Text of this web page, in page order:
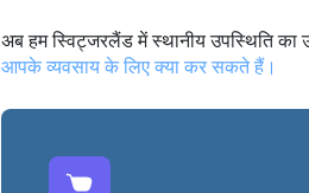
अब हम स्विट्जरलैंड में स्थानीय उपस्थिति का
आपके व्यवसाय के लिए क्या कर सकते हैं।